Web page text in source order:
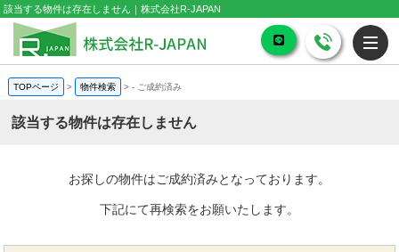
該当する物件は存在しません｜株式会社R-JAPAN
TOPページ > 物件検索 >- ご成約済み
該当する物件は存在しません
お探しの物件はご成約済みとなっております。
下記にて再検索をお願いたします。